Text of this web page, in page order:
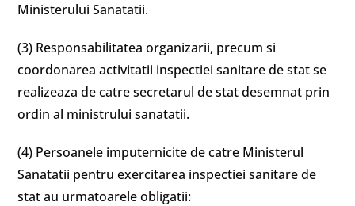
Ministerului Sanatatii.
(3) Responsabilitatea organizarii, precum si
coordonarea activitatii inspectiei sanitare de stat se
realizeaza de catre secretarul de stat desemnat prin
ordin al ministrului sanatatii.
(4) Persoanele imputernicite de catre Ministerul
Sanatatii pentru exercitarea inspectiei sanitare de
stat au urmatoarele obligatii: